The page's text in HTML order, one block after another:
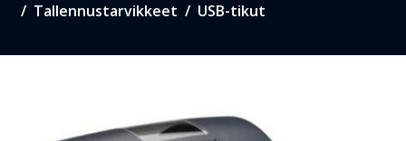
Tallennustarvikkeet USB-tikut